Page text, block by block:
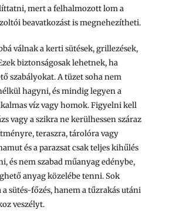
mert a felhalmozott lom a
beavatkozást is megnehezítheti.
válnak a kerti sütések, grillezések,
biztonságosak lehetnek, ha
szabályokat. A tüzet soha nem
hagyni, és mindig legyen a
víz vagy homok. Figyelni kell
vagy a szikra ne kerülhessen száraz
teraszra, tárolóra vagy
és a parazsat csak teljes kihűlés
és nem szabad műanyag edénybe,
anyag közelébe tenni. Sok
sütés-főzés, hanem a tűzrakás utáni
veszélyt.